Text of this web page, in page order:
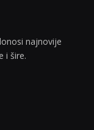
najnovije
i šire.